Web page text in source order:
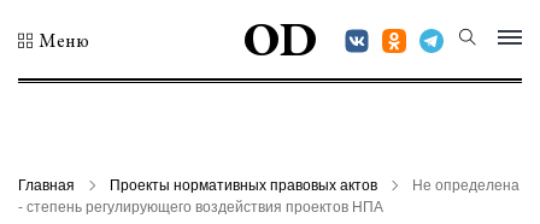
Меню OD
Главная Проекты нормативных правовых актов
Не определена
- степень регулирующего воздействия проектов НПА